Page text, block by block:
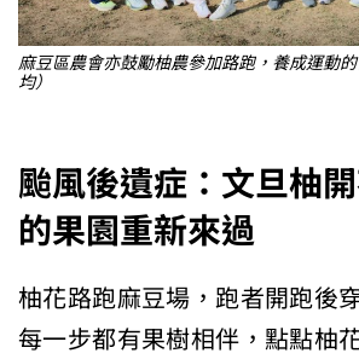
麻豆區農會亦鼓勵柚農參加路跑，養成運動
均）
颱風後遺症：文旦柚
的果園重新來過
柚花路跑麻豆場，跑者開跑後
每一步都有果樹相伴，點點柚